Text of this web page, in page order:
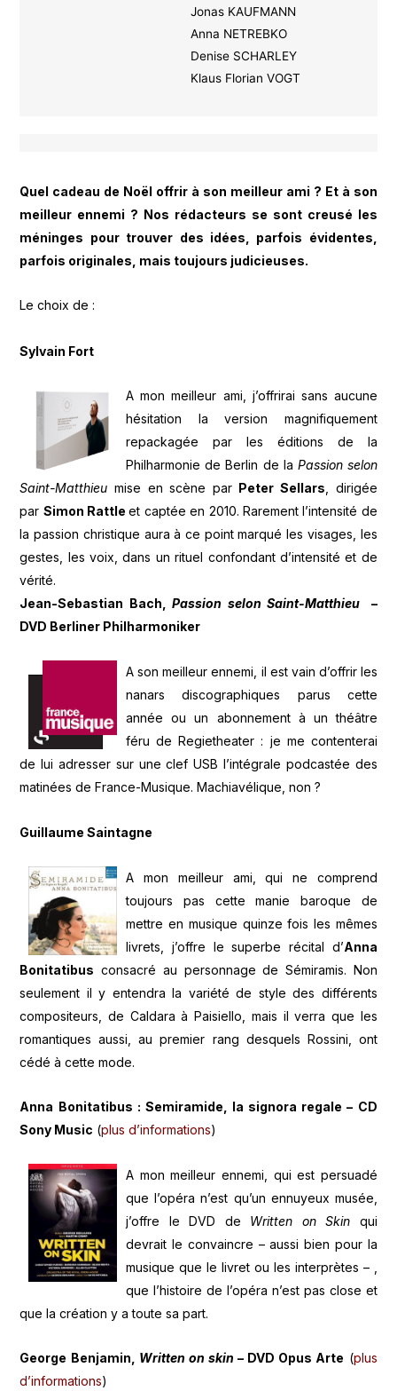
Jonas KAUFMANN
Anna NETREBKO
Denise SCHARLEY
Klaus Florian VOGT
Quel cadeau de Noël offrir à son meilleur ami ? Et à son
meilleur ennemi ? Nos rédacteurs se sont creusé les
méninges pour trouver des idées, parfois évidentes,
parfois originales, mais toujours judicieuses.
Le choix de :
Sylvain Fort
A mon meilleur ami, j’offrirai sans aucune
hésitation la version magnifiquement
repackagée par les éditions de la
Philharmonie de Berlin de la Passion selon
Saint-Matthieu mise en scène par Peter Sellars, dirigée
par Simon Rattleet captée en 2010. Rarement l’intensité de
la passion christique aura à ce point marqué les visages, les
gestes, les voix, dans un rituel confondant d’intensité et de
vérité.
Jean-Sebastian Bach,Passion selon Saint-Matthieu–
DVD Berliner Philharmoniker
A son meilleur ennemi, il est vain d’offrir les
nanars discographiques parus cette
année ou un abonnement à un théâtre
féru de Regietheater : je me contenterai
de lui adresser sur une clef USB l’intégrale podcastée des
matinées de France-Musique. Machiavélique, non ?
Guillaume Saintagne
A mon meilleur ami, qui ne comprend
toujours pas cette manie baroque de
mettre en musique quinze fois les mêmes
livrets, j’offre le superbe récital d’Anna
Bonitatibus consacré au personnage de Sémiramis. Non
seulement il y entendra la variété de style des différents
compositeurs, de Caldara à Paisiello, mais il verra que les
romantiques aussi, au premier rang desquels Rossini, ont
cédé à cette mode.
Anna Bonitatibus : Semiramide, la signora regale – CD
Sony Music (plus d’informations)
A mon meilleur ennemi, qui est persuadé
que l’opéra n’est qu’un ennuyeux musée,
j’offre le DVD de Written on Skin qui
devrait le convaincre – aussi bien pour la
musique que le livret ou les interprètes – ,
que l’histoire de l’opéra n’est pas close et
que la création y a toute sa part.
George Benjamin, Written on skin – DVD Opus Arte (plus
d’informations)